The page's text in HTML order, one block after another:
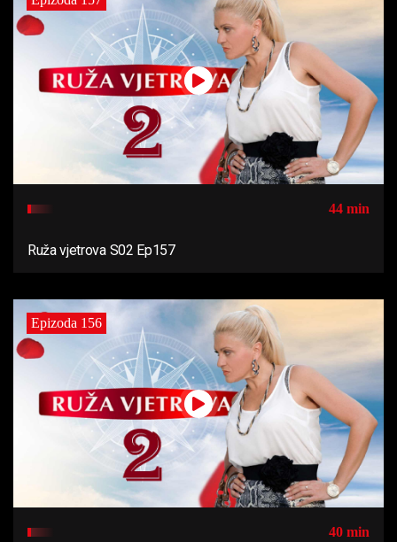
44 min
Ruža vjetrova S02 Ep157
Epizoda 156
40 min